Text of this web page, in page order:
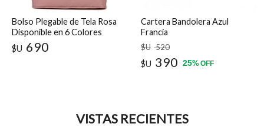
Bolso Plegable de Tela Rosa
Disponible en 6 Colores
$U 690
Cartera Bandolera Azul
Francia
$U 520
$U 390 25%OFF
VISTAS RECIENTES